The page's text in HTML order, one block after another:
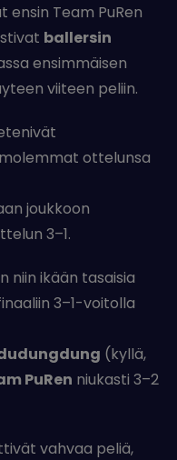
ensin Team PuRen
ballersin
ensimmäisen
viiteen peliin.
ottelunsa
joukkoon
3–1.
niin ikään tasaisia
3–1-voitolla
(kyllä,
PuRen niukasti 3–2
vahvaa peliä,